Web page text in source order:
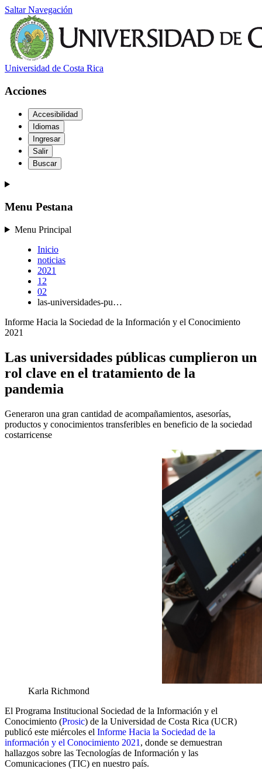
Saltar Navegación
Universidad de Costa Rica
Acciones
Accesibilidad
Idiomas
Ingresar
Salir
Buscar
Menu Pestana
Menu Principal
Inicio
noticias
2021
12
02
las-universidades-pu…
Informe Hacia la Sociedad de la Información y el Conocimiento
2021
Las universidades públicas cumplieron un
rol clave en el tratamiento de la
pandemia
Generaron una gran cantidad de acompañamientos, asesorías,
productos y conocimientos transferibles en beneficio de la sociedad
costarricense
Karla Richmond
El Programa Institucional Sociedad de la Información y el
Conocimiento (Prosic) de la Universidad de Costa Rica (UCR)
publicó este miércoles el Informe Hacia la Sociedad de la
información y el Conocimiento 2021 , donde se demuestran
hallazgos sobre las Tecnologías de Información y las
Comunicaciones (TIC) en nuestro país.